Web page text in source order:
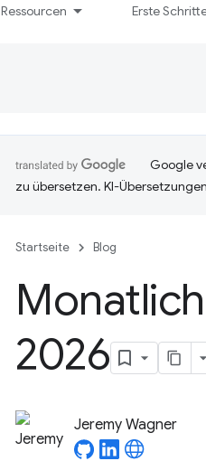
Ressourcen Erste
Google
zu übersetzen. KI-
Startseite Blog
2026
Jeremy Wagner